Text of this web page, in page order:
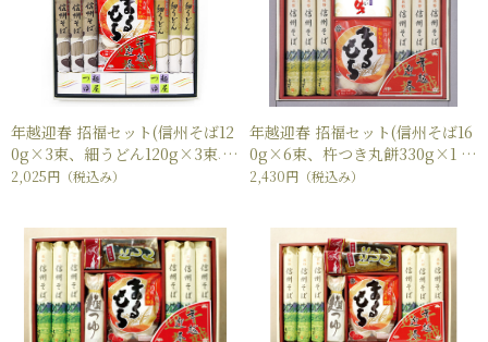
年越迎春 招福セット(信州そば12
0g×3束、細うどん120g×3束、
杵つき丸餅330g×1袋、麺つゆ30
2,025円 （税込み）
年越迎春 招福セット(信州そば16
0g×6束、杵つき丸餅330g×1
袋、麺つゆ30ml×2本)
2,430円 （税込み）